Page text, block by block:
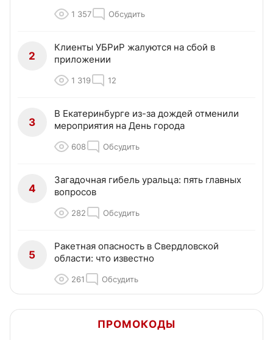
1 357 Обсудить
2
Клиенты УБРиР жалуются на сбой в
приложении
1 319 12
3
В Екатеринбурге из-за дождей отменили
мероприятия на День города
608 Обсудить
4
Загадочная гибель уральца: пять главных
вопросов
282 Обсудить
5
Ракетная опасность в Свердловской
области: что известно
261 Обсудить
ПРОМОКОДЫ